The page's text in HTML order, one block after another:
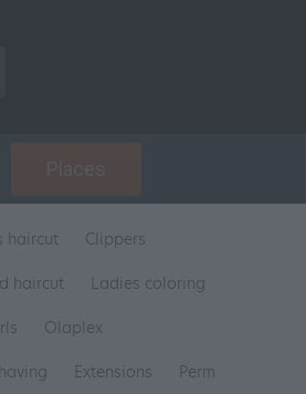
Places
haircut
Clippers
haircut
Ladies coloring
Olaplex
Extensions Perm